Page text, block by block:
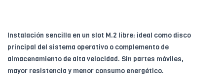
Instalación sencilla en un slot M.2 libre: ideal como disco
principal del sistema operativo o complemento de
almacenamiento de alta velocidad. Sin partes móviles,
mayor resistencia y menor consumo energético.